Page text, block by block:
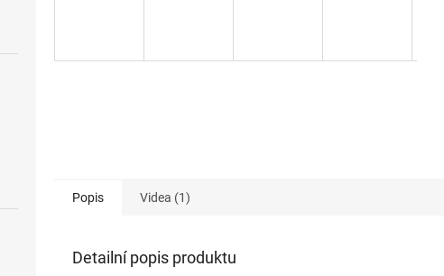
Popis Videa (1)
Detailní popis produktu